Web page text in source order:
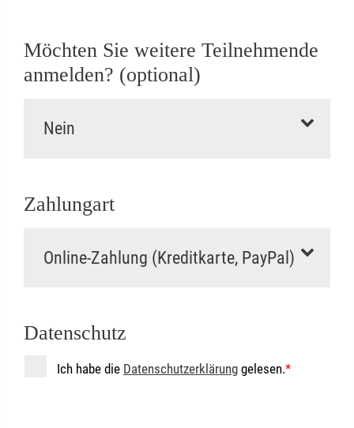
Möchten Sie weitere Teilnehmende
anmelden? (optional)
Zahlungart
Datenschutz
Ich habe die Datenschutzerklärung gelesen.*